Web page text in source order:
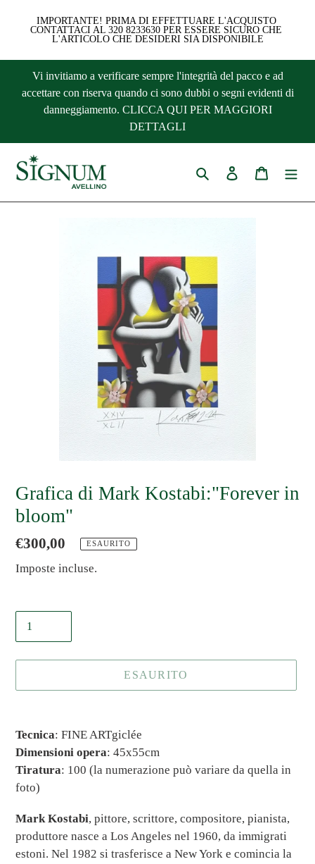
IMPORTANTE! PRIMA DI EFFETTUARE L'ACQUISTO
CONTATTACI AL 320 8233630 PER ESSERE SICURO CHE
L'ARTICOLO CHE DESIDERI SIA DISPONIBILE
direttamente
Vi invitiamo a verificare sempre l'integrità del pacco e ad
accettare con riserva quando ci sono dubbi o segni evidenti di
danneggiamento. CLICCA QUI PER MAGGIORI
DETTAGLI
Cerca Accedi Carrello
Grafica di Mark Kostabi:"Forever in
bloom"
Prezzo
di
€300,00 ESAURITO
Imposte incluse.
ESAURITO
del
prodotto
nel
carrello
Tecnica: FINE ARTgiclée
Dimensioni opera: 45x55cm
Tiratura: 100 (la numerazione può variare da quella in
foto)
Mark Kostabi, pittore, scrittore, compositore, pianista,
produttore nasce a Los Angeles nel 1960, da immigrati
estoni. Nel 1982 si trasferisce a New York e comincia la